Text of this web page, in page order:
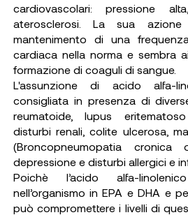
cardiovascolari: pressione
aterosclerosi. La sua
mantenimento di una
cardiaca nella norma e sembra
formazione di coaguli di sangue.
L'assunzione di acido alfa-
consigliata in presenza di
reumatoide, lupus
disturbi renali, colite ulcerosa,
(Broncopneumopatia cronica
depressione e disturbi allergici e
Poichè l’acido alfa-
nell’organismo in EPA e DHA e
può compromettere i livelli di